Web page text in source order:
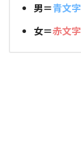
男＝青文字
女＝赤文字